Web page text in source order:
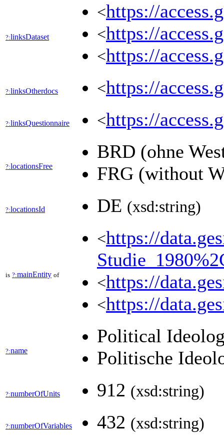
?:linksDataset
<https://
<https://
<https://
?:linksOtherdocs <https://
?:linksQuestionnaire <https://
?:locationsFree
BRD (ohne
FRG (without
?:locationsId DE (xsd:string)
is ?:mainEntity of
<https://
<https://
<https://
?:name
Political
Politische
?:numberOfUnits 912 (xsd:string)
?:numberOfVariables 432 (xsd:string)